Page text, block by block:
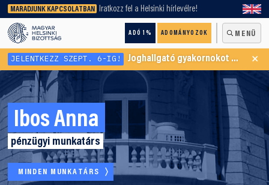
MARADJUNK KAPCSOLATBAN Iratkozz fel a Helsinki hírlevélre!
ADÓ 1% ADOMÁNYOZOK MENÜ
keresőnket!
JELENTKEZZ SZEPT. 6-IG! Joghallgató gyakornokot keresünk Menekültügyi Programunkba ×
Ibos Anna
pénzügyi munkatárs
MINDEN MUNKATÁRS